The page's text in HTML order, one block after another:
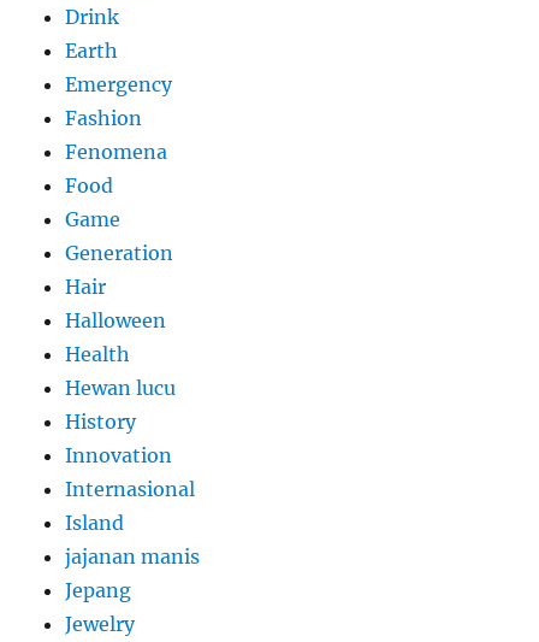
Drink
Earth
Emergency
Fashion
Fenomena
Food
Game
Generation
Hair
Halloween
Health
Hewan lucu
History
Innovation
Internasional
Island
jajanan manis
Jepang
Jewelry